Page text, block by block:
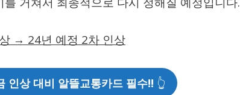
→ 24년 예정 2차 인상
인상 대비 알뜰교통카드 필수!! 👆